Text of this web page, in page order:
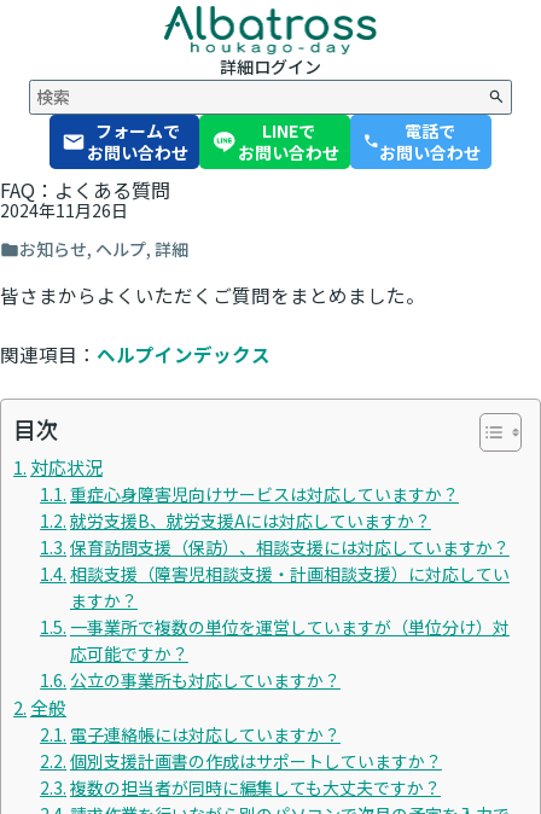
詳細ログイン
フォームで
お問い合わせ
LINEで
お問い合わせ
phone
電話で
お問い合わせ
FAQ：よくある質問
2024年11月26日
お知らせ, ヘルプ, 詳細
皆さまからよくいただくご質問をまとめました。
関連項目： ヘルプインデックス
目次
対応状況
重症心身障害児向けサービスは対応していますか？
就労支援B、就労支援Aには対応していますか？
保育訪問支援（保訪）、相談支援には対応していますか？
相談支援（障害児相談支援・計画相談支援）に対応してい
ますか？
一事業所で複数の単位を運営していますが（単位分け）対
応可能ですか？
公立の事業所も対応していますか？
全般
電子連絡帳には対応していますか？
個別支援計画書の作成はサポートしていますか？
複数の担当者が同時に編集しても大丈夫ですか？